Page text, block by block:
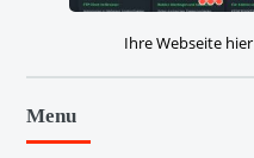
Ihre Webseite hier
Menu